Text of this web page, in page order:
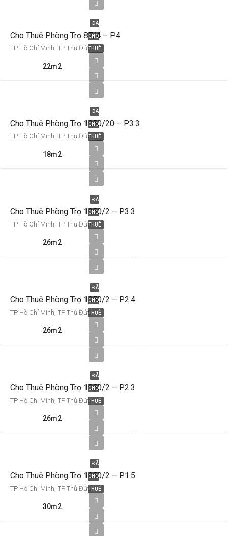
ĐÃ
CHO
THUÊ
Cho Thuê Phòng Trọ 87/4 – P4
TP Hồ Chí Minh, TP Thủ Đức
22m2
ĐÃ
CHO
THUÊ
Cho Thuê Phòng Trọ 1050/20 – P3.3
TP Hồ Chí Minh, TP Thủ Đức
18m2
ĐÃ
CHO
THUÊ
Cho Thuê Phòng Trọ 1050/2 – P3.3
TP Hồ Chí Minh, TP Thủ Đức
26m2
ĐÃ
CHO
THUÊ
Cho Thuê Phòng Trọ 1050/2 – P2.4
TP Hồ Chí Minh, TP Thủ Đức
26m2
ĐÃ
CHO
THUÊ
Cho Thuê Phòng Trọ 1050/2 – P2.3
TP Hồ Chí Minh, TP Thủ Đức
26m2
ĐÃ
CHO
THUÊ
Cho Thuê Phòng Trọ 1050/2 – P1.5
TP Hồ Chí Minh, TP Thủ Đức
30m2